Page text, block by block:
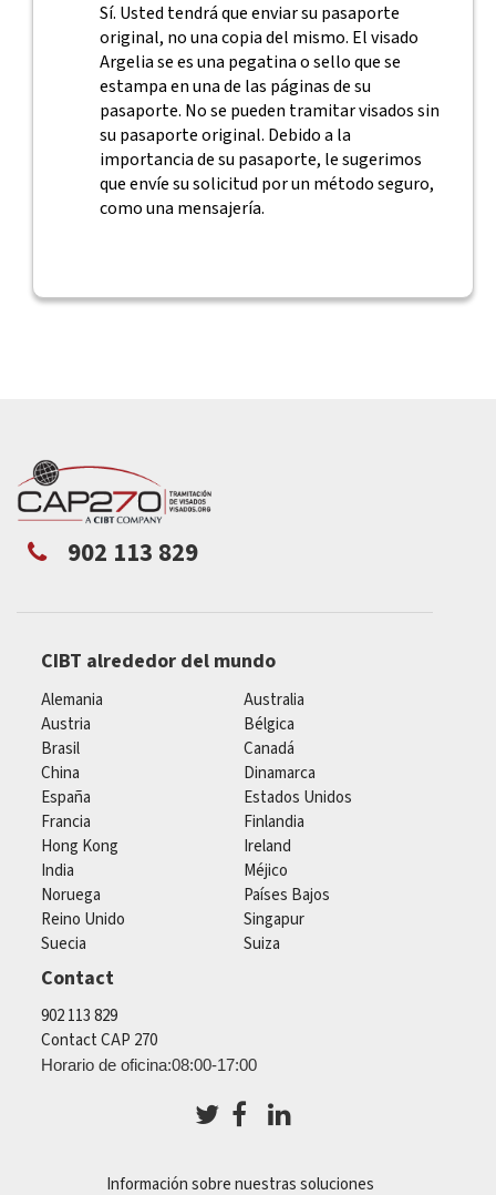
Sí. Usted tendrá que enviar su pasaporte
original, no una copia del mismo. El visado
Argelia se es una pegatina o sello que se
estampa en una de las páginas de su
pasaporte. No se pueden tramitar visados sin
su pasaporte original. Debido a la
importancia de su pasaporte, le sugerimos
que envíe su solicitud por un método seguro,
como una mensajería.
902 113 829
CIBT alrededor del mundo
Alemania
Australia
Austria
Bélgica
Brasil
Canadá
China
Dinamarca
España
Estados Unidos
Francia
Finlandia
Hong Kong
Ireland
India
Méjico
Noruega
Países Bajos
Reino Unido
Singapur
Suecia
Suiza
Contact
902 113 829
Contact CAP 270
Horario de oficina:08:00-17:00
Información sobre nuestras soluciones